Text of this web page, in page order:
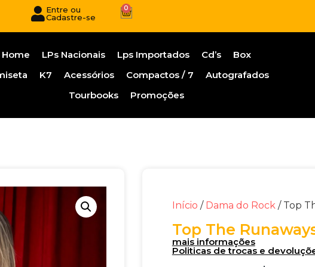
Entre ou
Cadastre-se
0
Home LPs Nacionais Lps Importados Cd’s
Box
K7 Acessórios Compactos / 7
Autografados
Tourbooks
Promoções
Início / Dama do Rock/ Top
Top The
mais informações
Politicas de trocas e